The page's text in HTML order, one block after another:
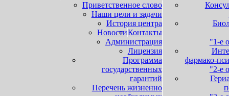
"1-е
фармако-
"2-е
Приветственное слово
Наши цели и задачи
История центра
Контакты
Новости
Администрация
Лицензия
Программа
государственных
гарантий
Перечень жизненно